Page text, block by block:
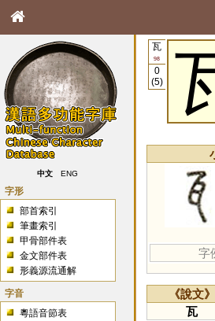
中文 ENG
字形
部首索引
筆畫索引
甲骨部件表
金文部件表
形義源流通解
字音
粵語音節表
瓦
98
0
(5)
字
《說文》
瓦